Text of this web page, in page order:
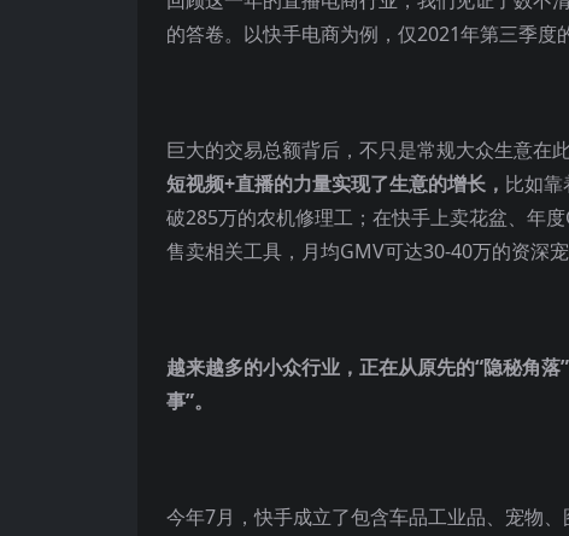
的答卷。以快手电商为例，仅2021年第三季度
巨大的交易总额背后，不只是常规大众生意在
短视频+直播的力量实现了生意的增长， 比如
破285万的农机修理工；在快手上卖花盆、年
售卖相关工具，月均GMV可达30-40万的资深
越来越多的小众行业，正在从原先的“隐秘角
事”。
今年7月，快手成立了包含车品工业品、宠物